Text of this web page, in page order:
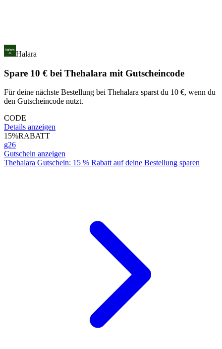
Halara
Spare 10 € bei Thehalara mit Gutscheincode
Für deine nächste Bestellung bei Thehalara sparst du 10 €, wenn du
den Gutscheincode nutzt.
CODE
Details anzeigen
15%RABATT
g26
Gutschein anzeigen
Thehalara Gutschein: 15 % Rabatt auf deine Bestellung sparen